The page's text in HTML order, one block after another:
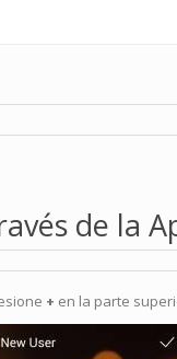
de la
+ en la parte